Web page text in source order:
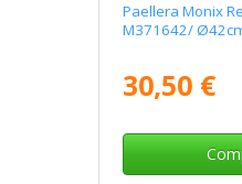
Paellera Monix
M371642/
30,50 €